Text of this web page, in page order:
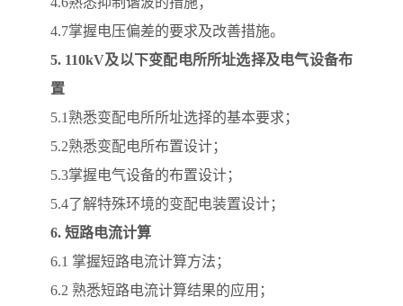
4.7掌握电压偏差的要求及改善措施。
5. 110kV及以下变配电所所址选择及电气设备布
置
5.1熟悉变配电所所址选择的基本要求；
5.2熟悉变配电所布置设计；
5.3掌握电气设备的布置设计；
5.4了解特殊环境的变配电装置设计；
6. 短路电流计算
6.1 掌握短路电流计算方法；
6.2 熟悉短路电流计算结果的应用；